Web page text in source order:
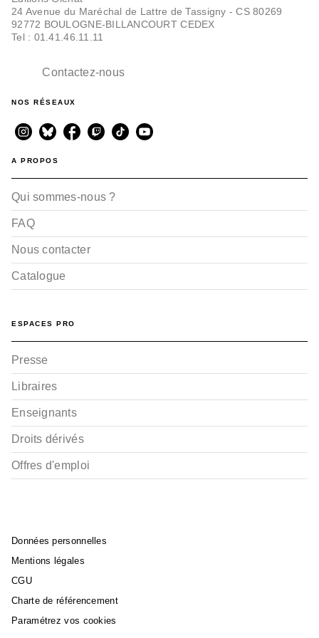
24 Avenue du Maréchal de Lattre de Tassigny - CS 80269
92772 BOULOGNE-BILLANCOURT CEDEX
Tel : 01.41.46.11.11
Contactez-nous
NOS RÉSEAUX
A PROPOS
Qui sommes-nous ?
FAQ
Nous contacter
Catalogue
ESPACES PRO
Presse
Libraires
Enseignants
Droits dérivés
Offres d'emploi
Données personnelles
Mentions légales
CGU
Charte de référencement
Paramétrez vos cookies